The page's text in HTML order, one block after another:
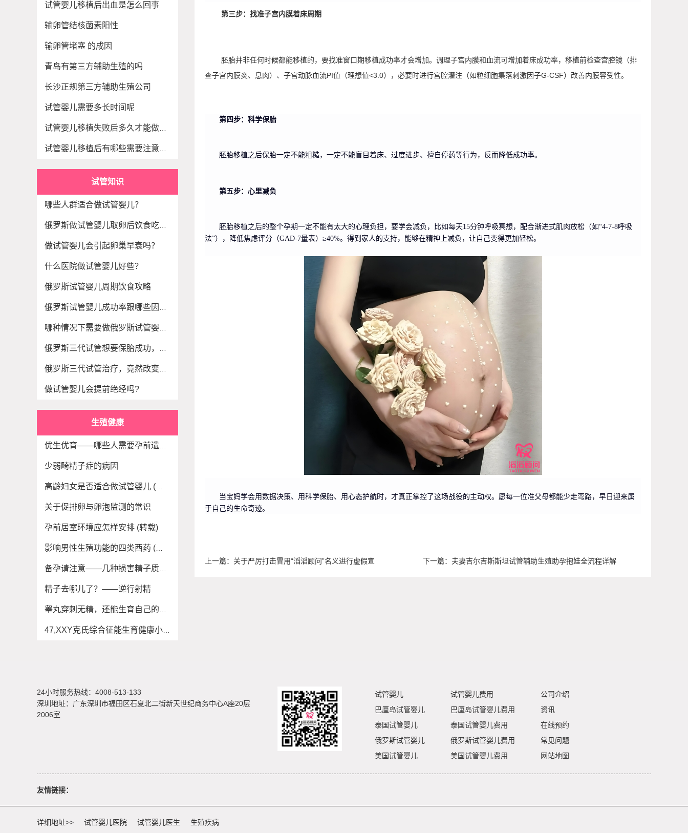
试管婴儿移植后出血是怎么回事
输卵管结核菌素阳性
输卵管堵塞 的成因
青岛有第三方辅助生殖的吗
长沙正规第三方辅助生殖公司
试管婴儿需要多长时间呢
试管知识
哪些人群适合做试管婴儿？
做试管婴儿会引起卵巢早衰吗？
什么医院做试管婴儿好些？
俄罗斯试管婴儿周期饮食攻略
做试管婴儿会提前绝经吗?
生殖健康
少弱畸精子症的病因
关于促排卵与卵泡监测的常识
孕前居室环境应怎样安排 (转载)
精子去哪儿了？——逆行射精
第三步：找准子宫内膜着床周期
胚胎并非任何时候都能移植的，要找准窗口期移植成功率才会增加。调理子宫内膜和血流可增加着床成功率，移植前检查宫腔镜（排
查子宫内膜炎、息肉）、子宫动脉血流PI值 （理想值<3.0），必要时进行宫腔灌注（如粒细胞集落刺激因子G-CSF）改善内膜容受性。
第四步：科学保胎
胚胎移植之后保胎一定不能粗糙，一定不能盲目着床、过度进步、擅自停药等行为，反而降低成功率。
第五步：心里减负
胚胎移植之后的整个孕期一定不能有太大的心理负担，要学会减负，比如每天15分钟呼吸冥想，配合渐进式肌肉放松（如“4-7-8呼吸
法”），降低焦虑评分（GAD-7量表）≥40%。得到家人的支持，能够在精神上减负，让自己变得更加轻松。
当宝妈学会用数据决策、用科学保胎、用心态护航时，才真正掌控了这场战役的主动权。愿每一位准父母都能少走弯路，早日迎来属
于自己的生命奇迹。
上一篇： 关于严厉打击冒用“滔滔顾问”名义进行虚假宣 下一篇： 夫妻吉尔吉斯斯坦试管辅助生殖助孕抱娃全流程详解
24小时服务热线：4008-513-133
深圳地址：广东深圳市福田区石夏北二街新天世纪商务中心A座20层
2006室
试管婴儿
巴厘岛试管婴儿
泰国试管婴儿
俄罗斯试管婴儿
美国试管婴儿
试管婴儿费用
巴厘岛试管婴儿费用
泰国试管婴儿费用
俄罗斯试管婴儿费用
美国试管婴儿费用
公司介绍
资讯
在线预约
常见问题
网站地图
友情链接：
详细地址>> 试管婴儿医院 试管婴儿医生 生殖疾病